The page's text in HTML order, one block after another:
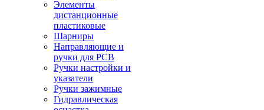
Элементы
дистанционные
пластиковые
Шарниры
Направляющие и
ручки для PCB
Ручки настройки и
указатели
Ручки зажимные
Гидравлическая